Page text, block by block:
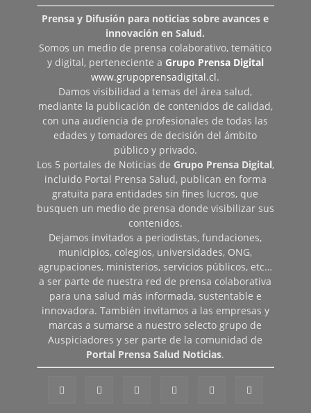
Prensa y Difusión para noticias sobre avances e
innovación en Salud.
Somos un medio de prensa colaborativo, temático
y digital, perteneciente a Grupo Prensa Digital
www.grupoprensadigital.cl.
Damos visibilidad a temas del área salud,
mediante la publicación de contenidos de calidad,
con una audiencia de profesionales de todas las
edades y tomadores de decisión del ámbito
público y privado.
Los 5 portales de Noticias de Grupo Prensa Digital,
incluido Portal Prensa Salud, publican en forma
gratuita para entidades sin fines lucros, que
busquen un medio de prensa donde visibilizar sus
contenidos.
Dejamos invitados a periodistas, fundaciones,
municipios, colegios, universidades, ONG,
agrupaciones, ministerios, servicios públicos, etc…
a ser parte de nuestra red de prensa colaborativa
para una salud más informada, sustentable e
innovadora. También invitamos a las empresas y
marcas a sumarse a nuestro selecto grupo de
Auspiciadores y ser parte de la comunidad de
Portal Prensa Salud Noticias.